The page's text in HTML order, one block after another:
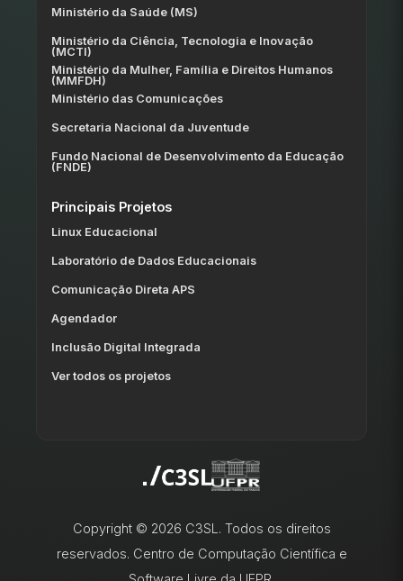
Ministério da Saúde (MS)
Ministério da Ciência, Tecnologia e Inovação
(MCTI)
Ministério da Mulher, Família e Direitos Humanos
(MMFDH)
Ministério das Comunicações
Secretaria Nacional da Juventude
Fundo Nacional de Desenvolvimento da Educação
(FNDE)
Principais Projetos
Linux Educacional
Laboratório de Dados Educacionais
Comunicação Direta APS
Agendador
Inclusão Digital Integrada
Ver todos os projetos
Copyright © 2026 C3SL. Todos os direitos
reservados. Centro de Computação Científica e